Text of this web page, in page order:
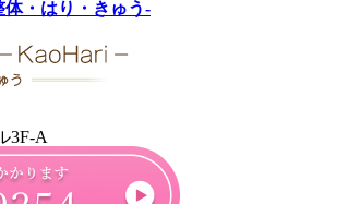
・はり・きゅう-
3F-A